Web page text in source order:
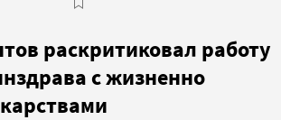
раскритиковал работу
с жизненно